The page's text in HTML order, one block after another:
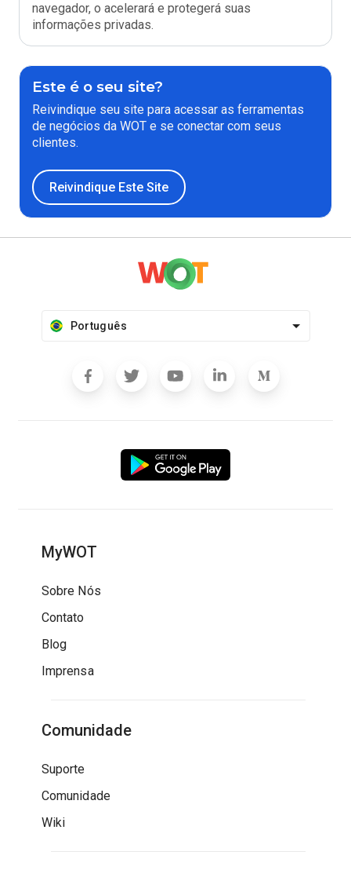
navegador, o acelerará e protegerá suas
informações privadas.
Este é o seu site?
Reivindique seu site para acessar as ferramentas
de negócios da WOT e se conectar com seus
clientes.
Reivindique Este Site
Português
MyWOT
Sobre Nós
Contato
Blog
Imprensa
Comunidade
Suporte
Comunidade
Wiki